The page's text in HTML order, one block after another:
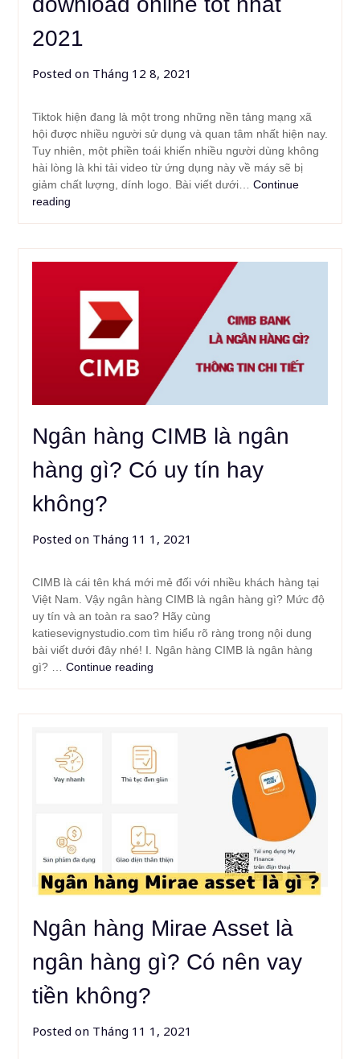
2021
Posted on Tháng 12 8, 2021
Tiktok hiện đang là một trong những nền tảng mạng xã
hội được nhiều người sử dụng và quan tâm nhất hiện nay.
Tuy nhiên, một phiền toái khiến nhiều người dùng không
hài lòng là khi tải video từ ứng dụng này về máy sẽ bị
giảm chất lượng, dính logo. Bài viết dưới… Continue
reading
Ngân hàng CIMB là ngân
hàng gì? Có uy tín hay
không?
Posted on Tháng 11 1, 2021
CIMB là cái tên khá mới mẻ đối với nhiều khách hàng tại
Việt Nam. Vậy ngân hàng CIMB là ngân hàng gì? Mức độ
uy tín và an toàn ra sao? Hãy cùng
katiesevignystudio.com tìm hiểu rõ ràng trong nội dung
bài viết dưới đây nhé! I. Ngân hàng CIMB là ngân hàng
gì? … Continue reading
Ngân hàng Mirae Asset là
ngân hàng gì? Có nên vay
tiền không?
Posted on Tháng 11 1, 2021